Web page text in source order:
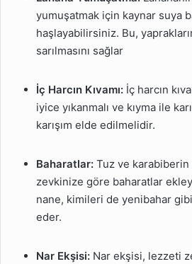
yumuşatmak için kaynar suya
haşlayabilirsiniz. Bu,
sarılmasını sağlar
İç Harcın Kıvamı: İç harcın
iyice yıkanmalı ve kıyma ile
karışım elde edilmelidir.
Baharatlar: Tuz ve karabiberin
zevkinize göre baharatlar
nane, kimileri de yenibahar
eder.
Nar Ekşisi: Nar ekşisi, lezzeti